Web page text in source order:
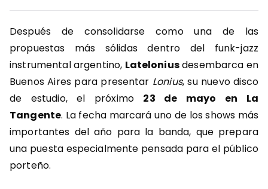
Después de consolidarse como una de las
propuestas más sólidas dentro del funk-jazz
instrumental argentino, Lateloniusdesembarca en
Buenos Aires para presentar Lonius, su nuevo disco
de estudio, el próximo 23 de mayo en La
Tangente. La fecha marcará uno de los shows más
importantes del año para la banda, que prepara
una puesta especialmente pensada para el público
porteño.